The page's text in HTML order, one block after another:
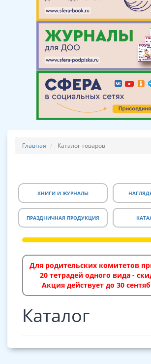
Главная Каталог товаров
КНИГИ И ЖУРНАЛЫ
ПРАЗДНИЧНАЯ ПРОДУКЦИЯ
Для родительских комитетов
20 тетрадей одного вида -
Акция действует до 30
Каталог